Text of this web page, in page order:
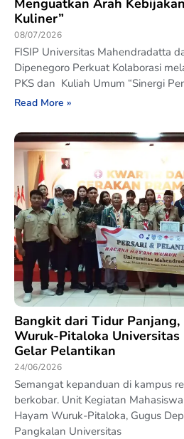
Menguatkan Arah
Kuliner”
08/07/2026
FISIP Universitas Mahendradatta
Dipenegoro Perkuat Kolaborasi
PKS dan Kuliah Umum “Sinergi
Read More »
Bangkit dari Tidur Panjang,
Wuruk-Pitaloka Universitas
Gelar Pelantikan
24/06/2026
Semangat kepanduan di kampus
berkobar. Unit Kegiatan
Hayam Wuruk-Pitaloka, Gugus
Pangkalan Universitas